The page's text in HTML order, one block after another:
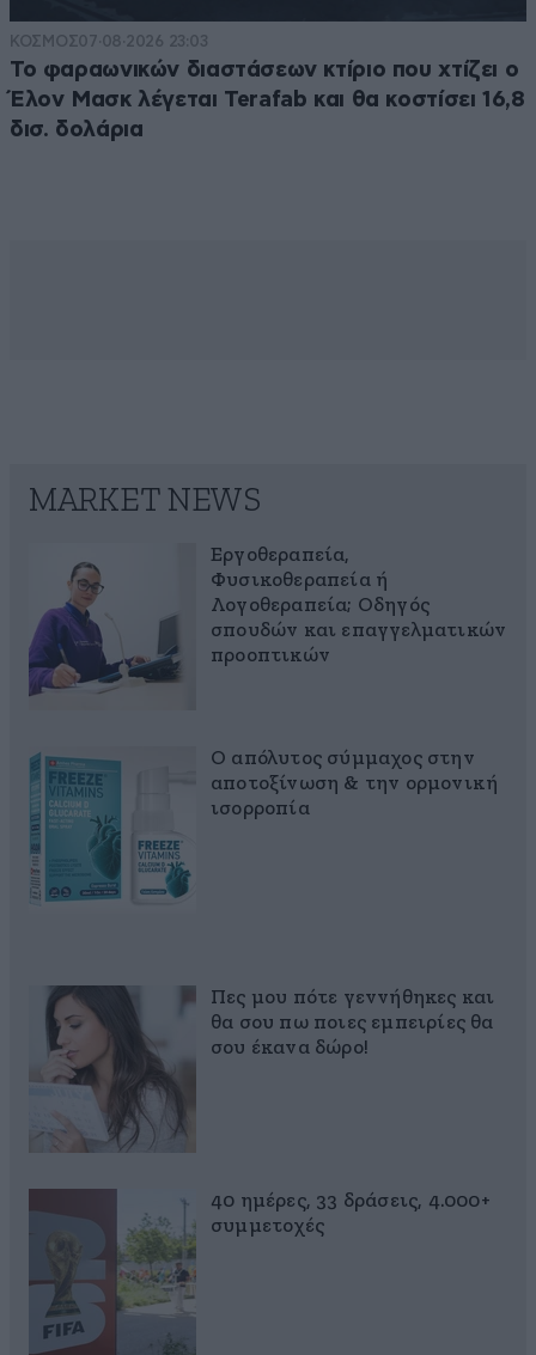
ΚΟΣΜΟΣ07·08·2026 23:03
Το φαραωνικών διαστάσεων κτίριο που χτίζει ο
Έλον Μασκ λέγεται Terafab και θα κοστίσει 16,8
δισ. δολάρια
MARKET NEWS
Εργοθεραπεία,
Φυσικοθεραπεία ή
Λογοθεραπεία; Οδηγός
σπουδών και επαγγελματικών
προοπτικών
Ο απόλυτος σύμμαχος στην
αποτοξίνωση & την ορμονική
ισορροπία
Πες μου πότε γεννήθηκες και
θα σου πω ποιες εμπειρίες θα
σου έκανα δώρο!
40 ημέρες, 33 δράσεις, 4.000+
συμμετοχές